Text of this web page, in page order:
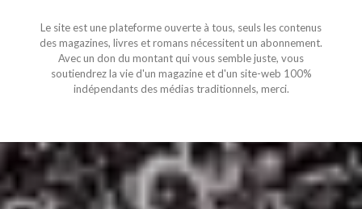
Le site est une plateforme ouverte à tous, seuls les contenus
des magazines, livres et romans nécessitent un abonnement.
Avec un don du montant qui vous semble juste, vous
soutiendrez la vie d'un magazine et d'un site-web 100%
indépendants des médias traditionnels, merci.